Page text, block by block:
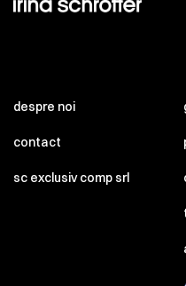
despre noi
contact
sc exclusiv comp srl